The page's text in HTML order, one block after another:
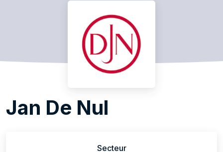
Jan De Nul
Secteur